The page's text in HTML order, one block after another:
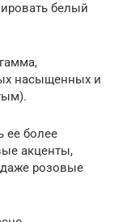
белый
насыщенных и
ее более
акценты,
розовые